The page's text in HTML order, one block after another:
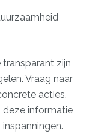
zijn
Vraag naar
acties.
deze informatie